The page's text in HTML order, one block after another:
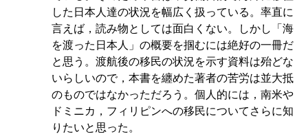
した日本人達の状況を幅広く扱っている。率直に
言えば，読み物としては面白くない。しかし「海
を渡った日本人」の概要を掴むには絶好の一冊だ
と思う。渡航後の移民の状況を示す資料は殆どな
いらしいので，本書を纏めた著者の苦労は並大抵
のものではなかっただろう。個人的には，南米や
ドミニカ，フィリピンへの移民についてさらに知
りたいと思った。